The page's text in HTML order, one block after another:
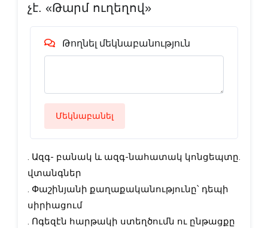
չէ. «Թարմ ուղեղով»
Թողնել մեկնաբանություն
Մեկնաբանել
. Ազգ- բանակ և ազգ-նահատակ կոնցեպտը.
վտանգներ
. Փաշինյանի քաղաքականությունը՝ դեպի
սիրիացում
. Ոգեզէն հարթակի ստեղծումն ու ընթացքը